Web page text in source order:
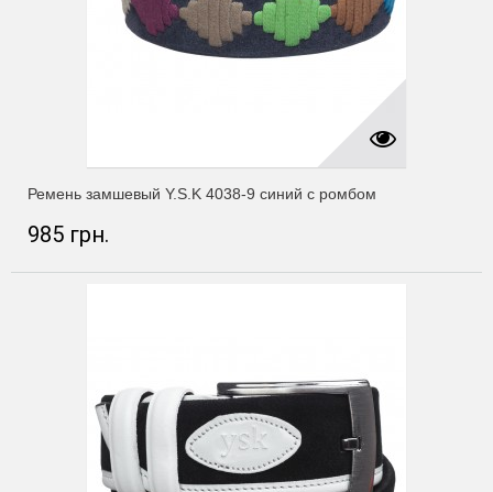
Ремень замшевый Y.S.K 4038-9 синий с ромбом
985 грн.